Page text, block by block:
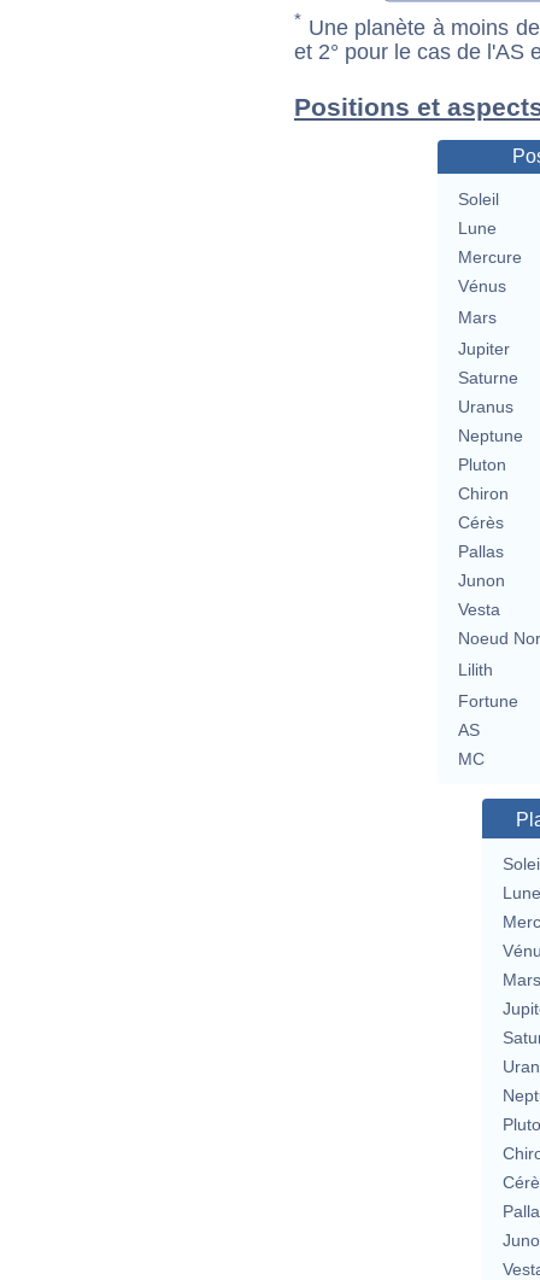
* Une planète à moins
et 2° pour le cas de l'AS
Positions et
Soleil
Lune
Mercure
Vénus
Mars
Jupiter
Saturne
Uranus
Neptune
Pluton
Chiron
Cérès
Pallas
Junon
Vesta
Noeud
Lilith
Fortune
AS
MC
Lune
Mars